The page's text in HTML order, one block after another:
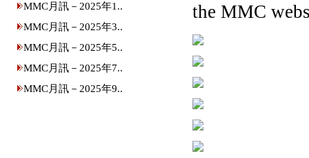
MMC月訊－2025年1..
MMC月訊－2025年3..
MMC月訊－2025年5..
MMC月訊－2025年7..
MMC月訊－2025年9..
the MMC